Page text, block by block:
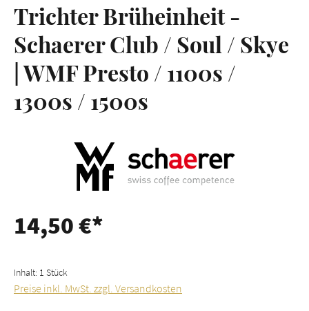
Trichter Brüheinheit -
Schaerer Club / Soul / Skye
| WMF Presto / 1100s /
1300s / 1500s
14,50 €*
Inhalt: 1 Stück
Preise inkl. MwSt. zzgl. Versandkosten